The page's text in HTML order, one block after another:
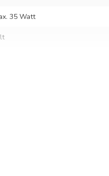
35 Watt